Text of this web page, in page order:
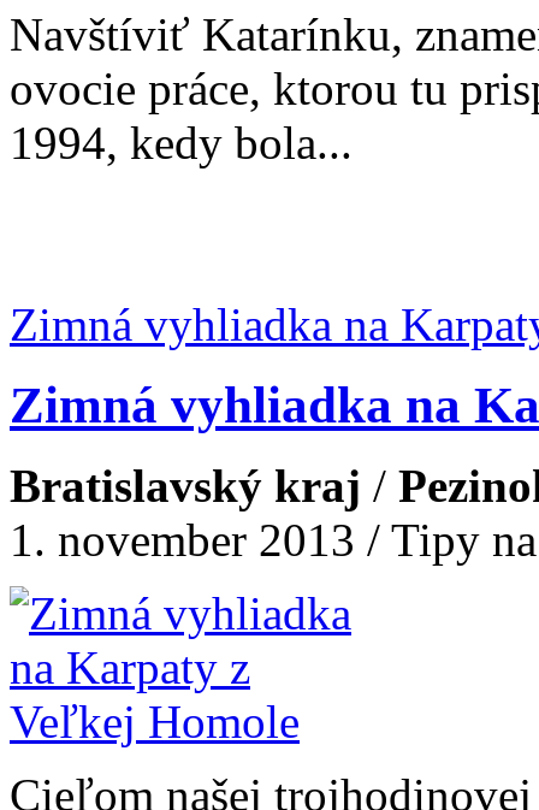
Navštíviť Katarínku,
ovocie práce, ktorou tu
1994, kedy bola...
Zimná vyhliadka na
Zimná vyhliadka na
Bratislavský kraj /
1. november 2013 / Tipy
Cieľom našej